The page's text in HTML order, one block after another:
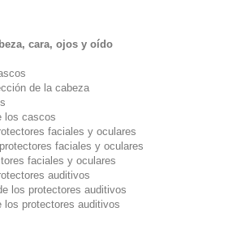
cara, ojos y oído
de la cabeza
cascos
faciales y oculares
faciales y oculares
faciales y oculares
auditivos
los protectores auditivos
protectores auditivos